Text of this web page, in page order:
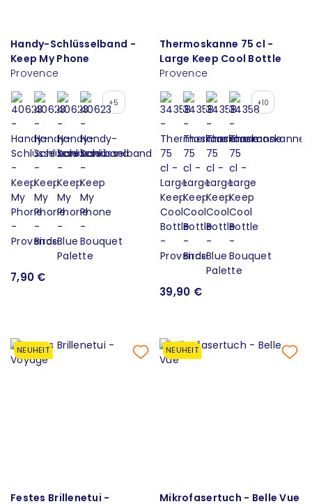
Handy-Schlüsselband -
Keep My Phone
Provence
+5
7,90 €
Thermoskanne 75 cl -
Large Keep Cool Bottle
Provence
+10
39,90 €
NEUHEIT
Festes Brillenetui -
NEUHEIT
Mikrofasertuch - Belle Vue